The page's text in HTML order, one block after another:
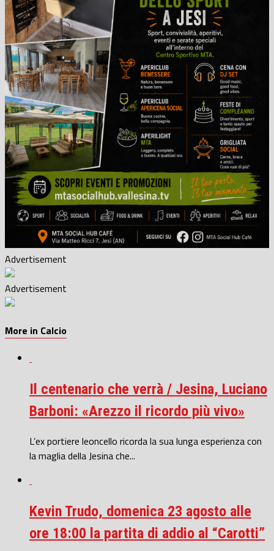
Advertisement
Advertisement
More in Calcio
Il centenario che verrà / Jesina, Luciano
Barboni: «Arezzo il ricordo più vivo»
L’ex portiere leoncello ricorda la sua lunga esperienza con
la maglia della Jesina che...
Kevin Trudo, domenica 23 agosto alle
ore 18:00 la partita di addio al “Carotti”